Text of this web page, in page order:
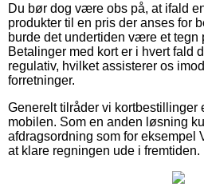
Du bør dog være obs på, at ifald
produkter til en pris der anses for
burde det undertiden være et tegn
Betalinger med kort er i hvert fald
regulativ, hvilket assisterer os
forretninger.
Generelt tilråder vi kortbestillinger
mobilen. Som en anden løsning
afdragsordning som for eksempel
at klare regningen ude i fremtiden.